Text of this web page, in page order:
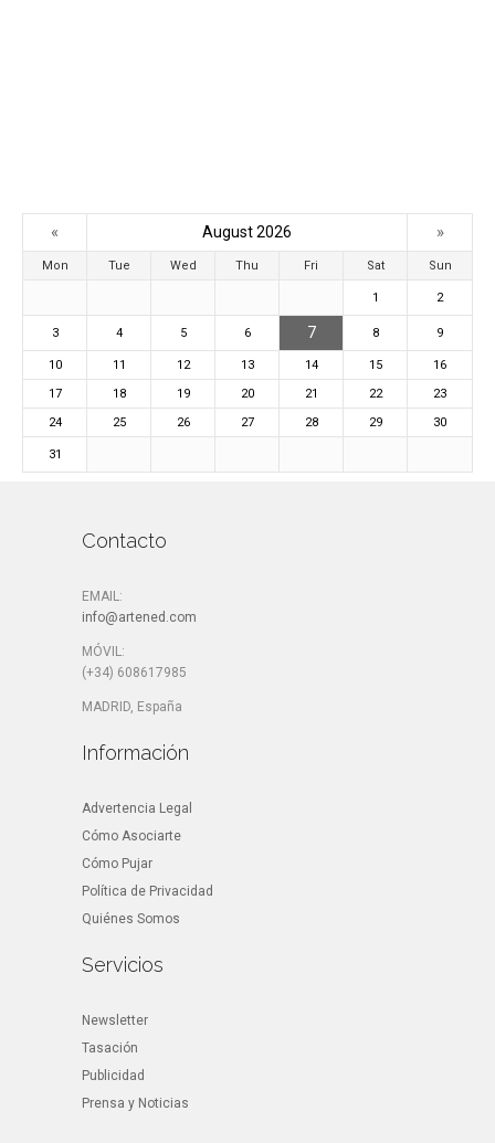
« August 2026 »
Mon Tue Wed Thu Fri Sat Sun
1 2
3 4 5 6 7 8 9
10 11 12 13 14 15
16
17
18 19 20 21 22
23
24
25 26 27 28 29 30
31
Contacto
EMAIL:
info@artened.com
MÓVIL:
(+34) 608617985
MADRID, España
Información
Advertencia Legal
Cómo Asociarte
Cómo Pujar
Política de Privacidad
Quiénes Somos
Servicios
Newsletter
Tasación
Publicidad
Prensa y Noticias